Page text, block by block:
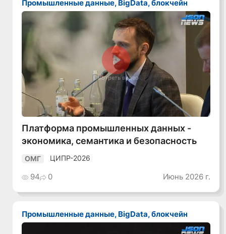
Промышленные данные, BigData, блокчейн
Смотреть видео
Платформа промышленных данных -
экономика, семантика и безопасность
ОМГ ЦИПР-2026
94 0 Июнь 2026 г.
Промышленные данные, BigData, блокчейн